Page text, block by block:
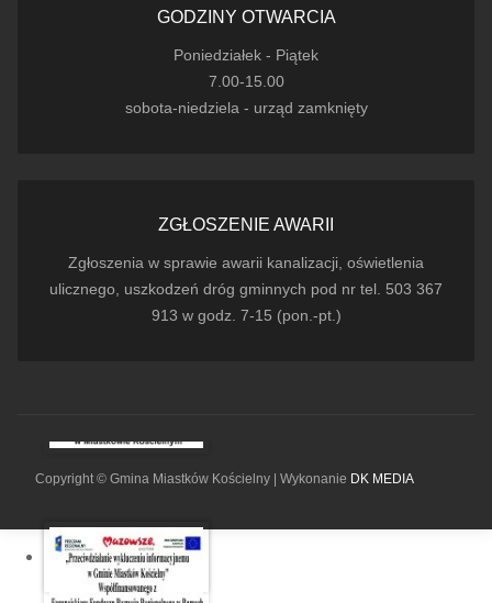
GODZINY OTWARCIA
Poniedziałek - Piątek
7.00-15.00
sobota-niedziela - urząd zamknięty
ZGŁOSZENIE AWARII
Zgłoszenia w sprawie awarii kanalizacji, oświetlenia
ulicznego, uszkodzeń dróg gminnych pod nr tel. 503 367
913 w godz. 7-15 (pon.-pt.)
Copyright © Gmina Miastków Kościelny | Wykonanie DK MEDIA